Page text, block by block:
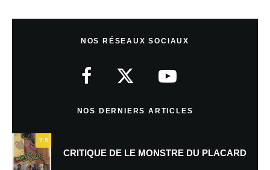
NOS RÉSEAUX SOCIAUX
NOS DERNIERS ARTICLES
7.5
CRITIQUE DE LE MONSTRE DU PLACARD